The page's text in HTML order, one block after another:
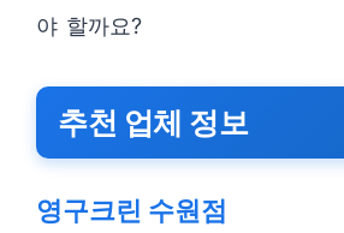
야 할까요?
추천 업체 정보
영구크린 수원점